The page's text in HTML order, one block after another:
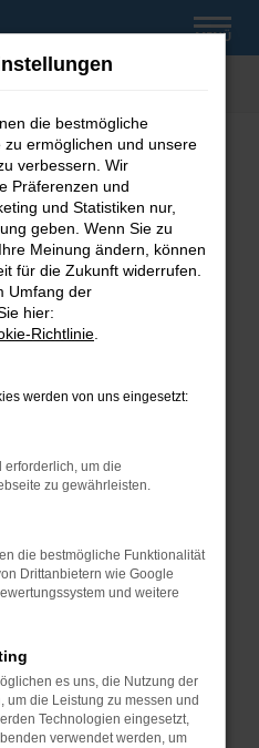
MENÜ
Error
aufgetreten.
dir helfen können:
und deine
zum Beispiel deine
Seiten
die Seite in einem
vorübergehende
neuesten Stand
nicht nur ein
kann auch dazu
die bestmögliche
ermöglichen und unsere
verbessern. Wir
Präferenzen und
und Statistiken nur,
geben. Wenn Sie zu
Meinung ändern, können
für die Zukunft widerrufen.
Umfang der
hier:
Richtlinie
werden von uns eingesetzt:
erforderlich, um die
zu gewährleisten.
die bestmögliche Funktionalität
Drittanbietern wie Google
und weitere
es uns, die Nutzung der
um die Leistung zu messen und
Technologien eingesetzt,
verwendet werden, um